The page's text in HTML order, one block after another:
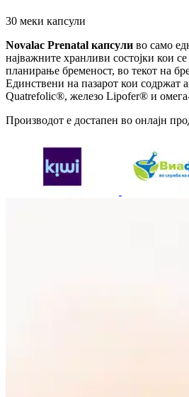
30 меки капсули
Novalac Prenatal капсули во само
најважните хранливи состојки кои
планирање бременост, во текот на
Единствени на пазарот кои содржат
Quatrefolic®, железо Lipofer® и
Производот е достапен во онлајн